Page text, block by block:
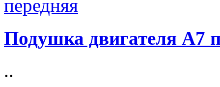
Подушка двигателя A7
..